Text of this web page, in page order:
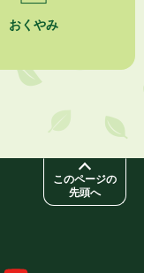
おくやみ
このページの
先頭へ